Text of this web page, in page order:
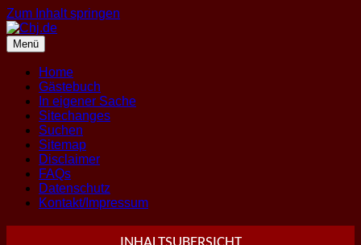
Zum Inhalt springen
Menü
Home
Gästebuch
In eigener Sache
Sitechanges
Suchen
Sitemap
Disclaimer
FAQs
Datenschutz
Kontakt/Impressum